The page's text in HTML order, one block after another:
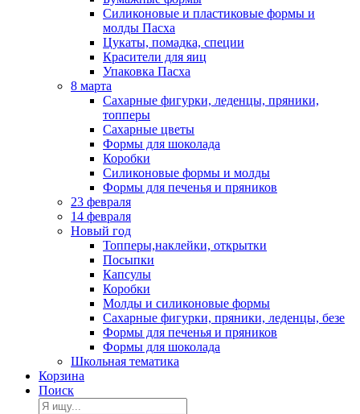
Силиконовые и пластиковые формы и
молды Пасха
Цукаты, помадка, специи
Красители для яиц
Упаковка Пасха
8 марта
Сахарные фигурки, леденцы, пряники,
топперы
Сахарные цветы
Формы для шоколада
Коробки
Силиконовые формы и молды
Формы для печенья и пряников
23 февраля
14 февраля
Новый год
Топперы,наклейки, открытки
Посыпки
Капсулы
Коробки
Молды и силиконовые формы
Сахарные фигурки, пряники, леденцы, безе
Формы для печенья и пряников
Формы для шоколада
Школьная тематика
Корзина
Поиск